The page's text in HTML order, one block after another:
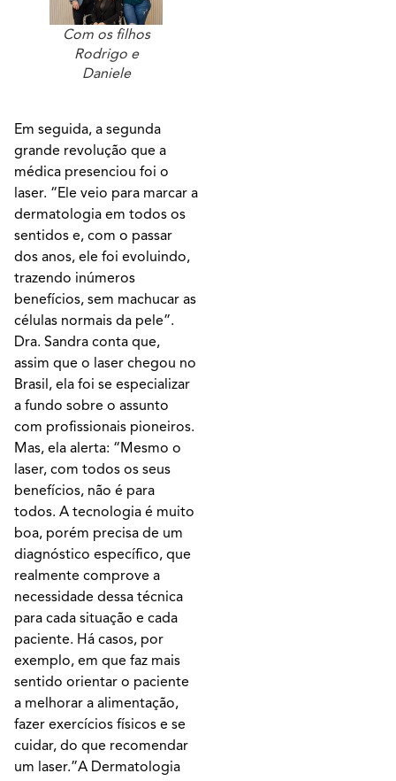
Com os filhos
Rodrigo e
Daniele
Em seguida, a segunda
grande revolução que a
médica presenciou foi o
laser. “Ele veio para marcar a
dermatologia em todos os
sentidos e, com o passar
dos anos, ele foi evoluindo,
trazendo inúmeros
benefícios, sem machucar as
células normais da pele”.
Dra. Sandra conta que,
assim que o laser chegou no
Brasil, ela foi se especializar
a fundo sobre o assunto
com profissionais pioneiros.
Mas, ela alerta: “Mesmo o
laser, com todos os seus
benefícios, não é para
todos. A tecnologia é muito
boa, porém precisa de um
diagnóstico específico, que
realmente comprove a
necessidade dessa técnica
para cada situação e cada
paciente. Há casos, por
exemplo, em que faz mais
sentido orientar o paciente
a melhorar a alimentação,
fazer exercícios físicos e se
cuidar, do que recomendar
um laser.”A Dermatologia